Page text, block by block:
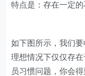
特点是：存在一定的
如下图所示，我们
理想情况下仅仅存
员习惯问题，你会